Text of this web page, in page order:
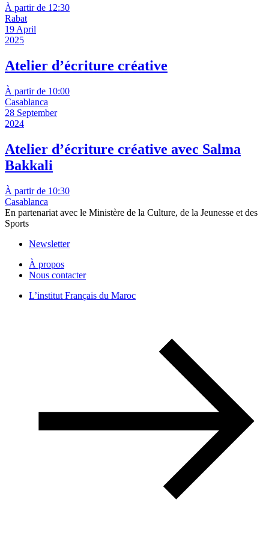
À partir de 12:30
Rabat
19 April
2025
Atelier d’écriture créative
À partir de 10:00
Casablanca
28 September
2024
Atelier d’écriture créative avec Salma
Bakkali
À partir de 10:30
Casablanca
En partenariat avec le Ministère de la Culture, de la Jeunesse et des
Sports
Newsletter
À propos
Nous contacter
L’institut Français du Maroc